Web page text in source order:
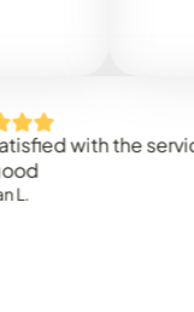
with the service